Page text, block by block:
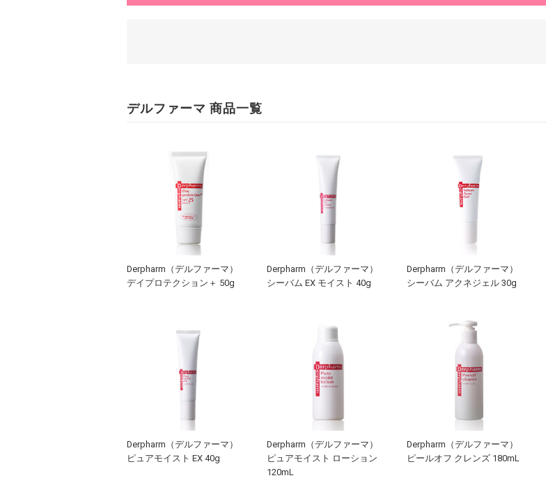
デルファーマ 商品一覧
Derpharm（デルファーマ）
デイプロテクション＋ 50g
Derpharm（デルファーマ）
シーバム EX モイスト 40g
Derpharm（デルファーマ）
シーバム アクネジェル 30g
Derpharm（デルファーマ）
ピュアモイスト EX 40g
Derpharm（デルファーマ）
ピュアモイスト ローション
120mL
Derpharm（デルファーマ）
ピールオフ クレンズ 180mL